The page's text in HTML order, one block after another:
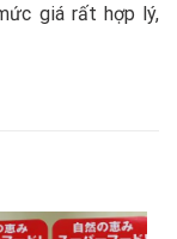
giá rất hợp lý,